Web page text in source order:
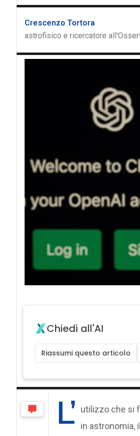
Crescenzo Tortora
astrofisico e ricercatore
Chiedi all'AI
Riassumi questo articolo
L’ utilizzo che si
in astronomia,